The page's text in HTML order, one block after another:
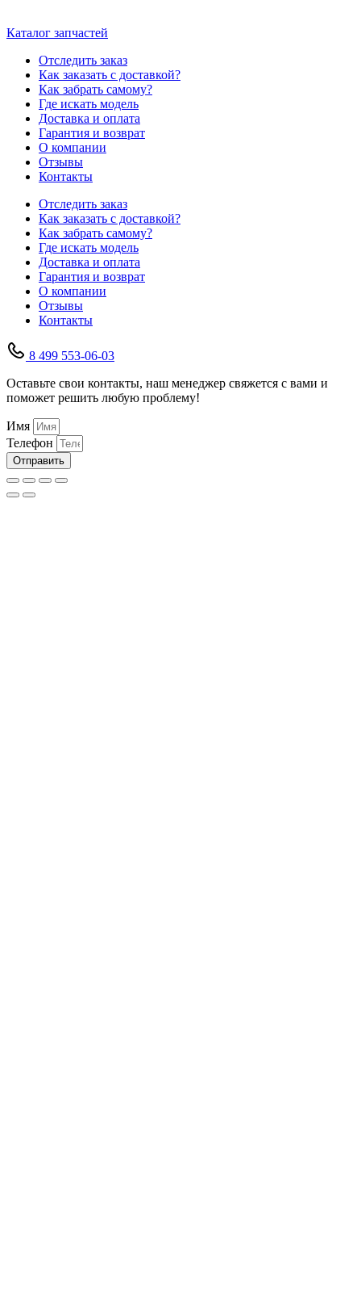
Каталог запчастей
Отследить заказ
Как заказать с доставкой?
Как забрать самому?
Где искать модель
Доставка и оплата
Гарантия и возврат
О компании
Отзывы
Контакты
Отследить заказ
Как заказать с доставкой?
Как забрать самому?
Где искать модель
Доставка и оплата
Гарантия и возврат
О компании
Отзывы
Контакты
8 499 553-06-03
Оставьте свои контакты, наш менеджер свяжется с вами и
поможет решить любую проблему!
Имя
Телефон
Отправить